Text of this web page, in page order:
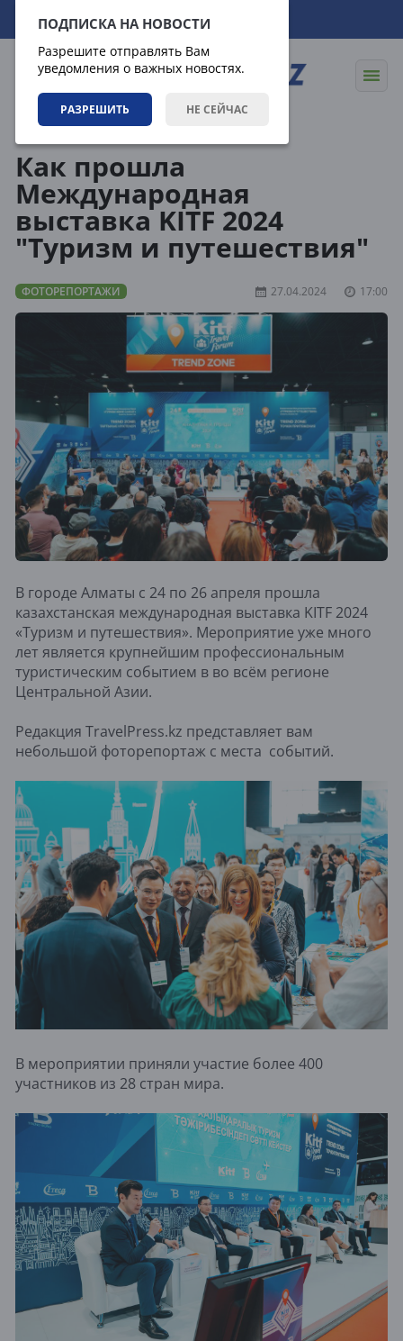
ПОДПИСКА НА НОВОСТИ
Разрешите отправлять Вам
уведомления о важных новостях.
РАЗРЕШИТЬ НЕ СЕЙЧАС
09.08.2026 18:00:20
Как прошла
Международная
выставка KITF 2024
"Туризм и путешествия"
ФОТОРЕПОРТАЖИ 27.04.2024 17:00
В городе Алматы с 24 по 26 апреля прошла
казахстанская международная выставка KITF 2024
«Туризм и путешествия». Мероприятие уже много
лет является крупнейшим профессиональным
туристическим событием в во всём регионе
Центральной Азии.
Редакция TravelPress.kz представляет вам
небольшой фоторепортаж с места событий.
В мероприятии приняли участие более 400
участников из 28 стран мира.